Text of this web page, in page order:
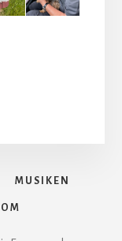
MUSIKEN
OM